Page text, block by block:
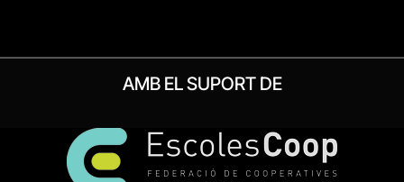
AMB EL SUPORT DE